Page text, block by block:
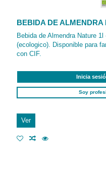
BEBIDA DE
Bebida de Almendra Nature
(ecologico). Disponible para
con CIF.
Inicia
Soy
Ver